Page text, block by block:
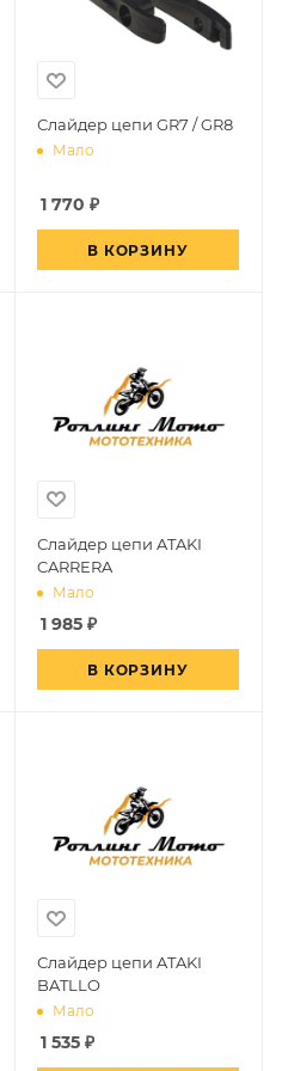
Слайдер цепи GR7 / GR8
Мало
1 770 ₽
В КОРЗИНУ
Слайдер цепи ATAKI
CARRERA
Мало
1 985₽
В КОРЗИНУ
Слайдер цепи ATAKI
BATLLO
Мало
1 535₽